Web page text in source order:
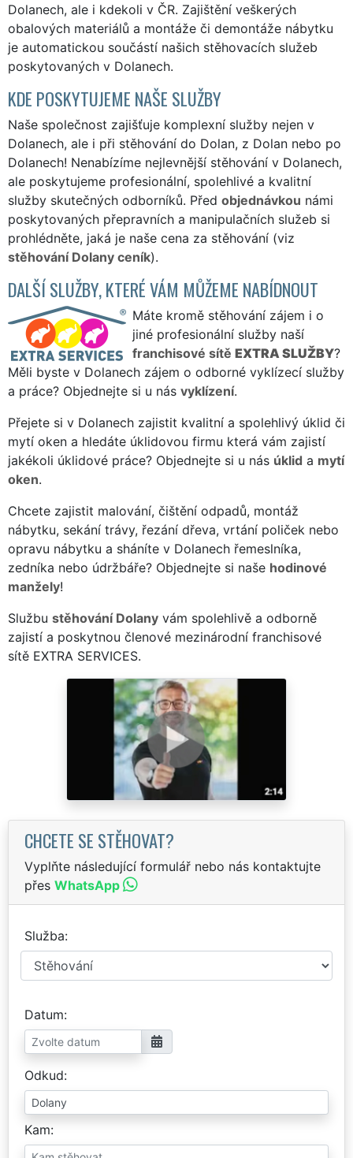
Dolanech, ale i kdekoli v ČR. Zajištění veškerých
obalových materiálů a montáže či demontáže nábytku
je automatickou součástí našich stěhovacích služeb
poskytovaných v Dolanech.
KDE POSKYTUJEME NAŠE SLUŽBY
Naše společnost zajišťuje komplexní služby nejen v
Dolanech, ale i při stěhování do Dolan, z Dolan nebo po
Dolanech! Nenabízíme nejlevnější stěhování v Dolanech,
ale poskytujeme profesionální, spolehlivé a kvalitní
služby skutečných odborníků. Před objednávkou námi
poskytovaných přepravních a manipulačních služeb si
prohlédněte, jaká je naše cena za stěhování (viz
stěhování Dolany ceník).
DALŠÍ SLUŽBY, KTERÉ VÁM MŮŽEME NABÍDNOUT
Máte kromě stěhování zájem i o
jiné profesionální služby naší
franchisové sítě EXTRA SLUŽBY?
Měli byste v Dolanech zájem o odborné vyklízecí služby
a práce? Objednejte si u nás vyklízení.
Přejete si v Dolanech zajistit kvalitní a spolehlivý úklid či
mytí oken a hledáte úklidovou firmu která vám zajistí
jakékoli úklidové práce? Objednejte si u nás úklid a mytí
oken.
Chcete zajistit malování, čištění odpadů, montáž
nábytku, sekání trávy, řezání dřeva, vrtání poliček nebo
opravu nábytku a sháníte v Dolanech řemeslníka,
zedníka nebo údržbáře? Objednejte si naše hodinové
manžely!
Službu stěhování Dolany vám spolehlivě a odborně
zajistí a poskytnou členové mezinárodní franchisové
sítě EXTRA SERVICES.
CHCETE SE STĚHOVAT?
Vyplňte následující formulář nebo nás kontaktujte
přes WhatsApp
Služba
Datum
Odkud
Kam